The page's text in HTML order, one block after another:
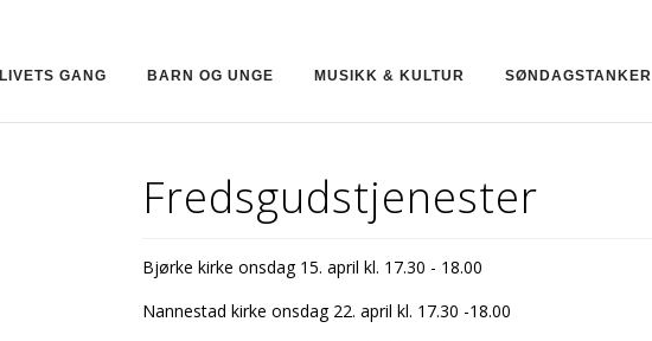
LIVETS GANG BARN OG UNGE MUSIKK & KULTUR SØNDAGSTANKER
Fredsgudstjenester
Bjørke kirke onsdag 15. april kl. 17.30 - 18.00
Nannestad kirke onsdag 22. april kl. 17.30 -18.00